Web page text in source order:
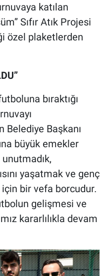
katılan
Sıfır Atık Projesi
özel plaketlerden
bıraktığı
Belediye Başkanı
büyük emekler
yaşatmak ve genç
bir vefa borcudur.
gelişmesi ve
kararlılıkla devam